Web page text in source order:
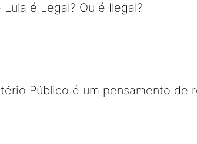
é Legal? Ou é Ilegal?
Público é um pensamento de